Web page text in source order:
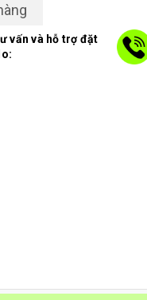
vấn và hỗ trợ đặt